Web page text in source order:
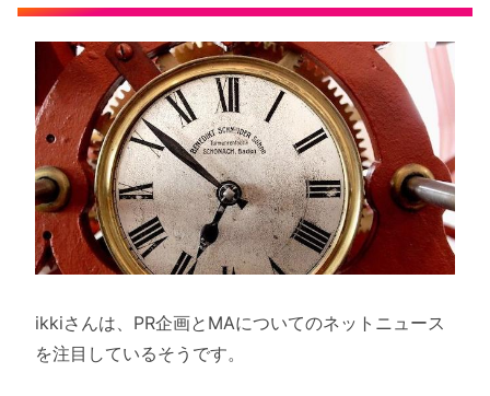
ikkiさんは、PR企画とMAについてのネットニュース
を注目しているそうです。